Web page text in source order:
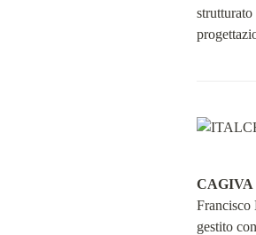
CAGIVA
Francisco
gestito